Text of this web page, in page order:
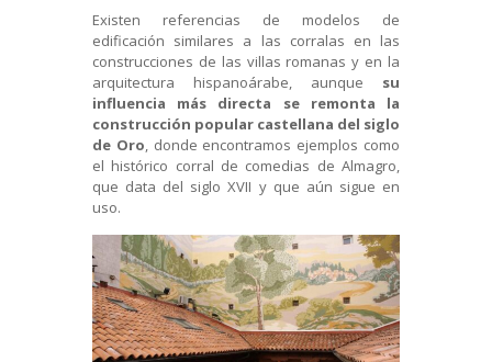
Existen referencias de modelos de
edificación similares a las corralas en las
construcciones de las villas romanas y en la
arquitectura hispanoárabe, aunque su
influencia más directa se remonta la
construcción popular castellana del siglo
de Oro, donde encontramos ejemplos como
el histórico corral de comedias de Almagro,
que data del siglo XVII y que aún sigue en
uso.